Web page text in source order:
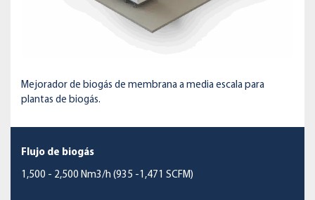
Mejorador de biogás de membrana a media escala para
plantas de biogás.
Flujo de biogás
1,500 - 2,500 Nm3/h (935 -1,471 SCFM)